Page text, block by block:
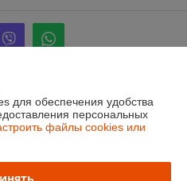
Киры»
для обеспечения удобства
персональных
файлы cookies или